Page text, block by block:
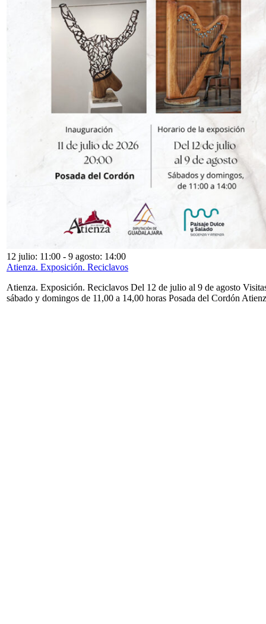
12 julio: 11:00 - 9 agosto: 14:00
Atienza. Exposición. Reciclavos
Atienza. Exposición. Reciclavos Del 12 de julio al 9 de agosto
sábado y domingos de 11,00 a 14,00 horas Posada del Cordón